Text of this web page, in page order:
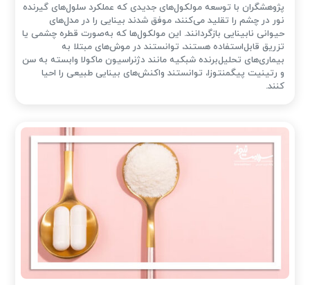
پژوهشگران با توسعه مولکول‌های جدیدی که عملکرد سلول‌های گیرنده
نور در چشم را تقلید می‌کنند، موفق شدند بینایی را در مدل‌های
حیوانی نابینایی بازگردانند. این مولکول‌ها که به‌صورت قطره چشمی یا
تزریق قابل‌استفاده هستند، توانستند در موش‌های مبتلا به
بیماری‌های تحلیل‌برنده شبکیه مانند دژنراسیون ماکولا وابسته به سن
و رتینیت پیگمنتوزا، توانستند واکنش‌های بینایی طبیعی را احیا
کنند.